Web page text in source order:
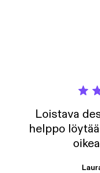
Loistava
helppo